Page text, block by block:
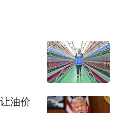
上同样不遗余力。全
2.06万平方千米，推进
，修复滨海湿地1.34万
现保护空间科学重构、
油价